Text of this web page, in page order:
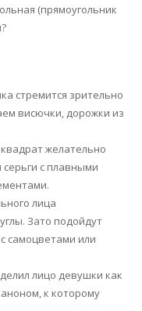
(прямоугольник
стремится зрительно
висючки, дорожки из
желательно
серьги с плавными
лица
Зато подойдут
самоцветами или
лицо девушки как
к которому